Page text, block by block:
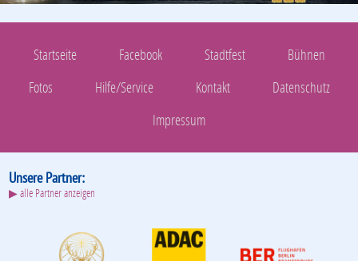
Startseite Facebook Stadtfest
Bühnen
Fotos
Hilfe/Service Kontakt
Datenschutz
Impressum
Unsere Partner:
▶ alle Partner anzeigen